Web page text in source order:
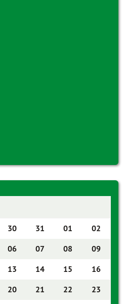
30 31 01
02
06 07 08
09
13 14 15
16
20 21 22
23